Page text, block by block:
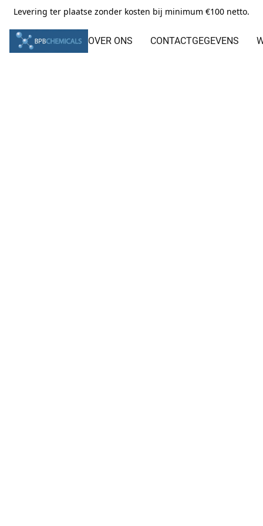
Levering ter plaatse zonder kosten bij minimum €100 netto.
OVER ONS CONTACTGEGEVENS